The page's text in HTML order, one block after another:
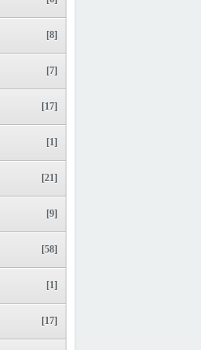
[8]
[7]
[17]
[1]
[21]
[9]
[58]
[1]
[17]